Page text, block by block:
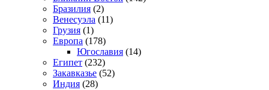
Бразилия (2)
Венесуэла (11)
Грузия (1)
Европа (178)
Югославия (14)
Египет (232)
Закавказье (52)
Индия (28)